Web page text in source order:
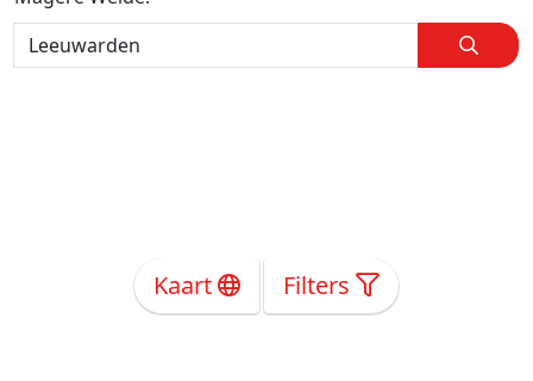
Kaart Filters